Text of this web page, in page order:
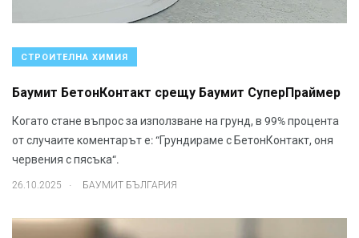
СТРОИТЕЛНА ХИМИЯ
Баумит БетонКонтакт срещу Баумит СуперПраймер
Когато стане въпрос за използване на грунд, в 99% процента
от случаите коментарът е: “Грундираме с БетонКонтакт, оня
червения с пясъка“.
26.10.2025 . БАУМИТ БЪЛГАРИЯ